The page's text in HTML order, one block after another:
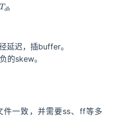
T_{db}
Tdb
延迟，插buffer。
的skew。
一致，并需要ss、ff等多